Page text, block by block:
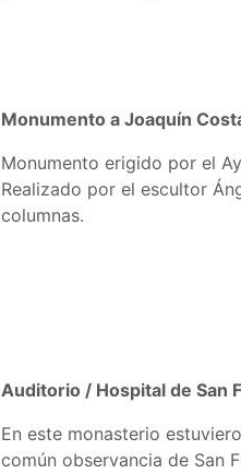
Monumento a Joaquín
Monumento erigido por el
Realizado por el escultor
columnas.
Auditorio / Hospital de San
En este monasterio
común observancia de San